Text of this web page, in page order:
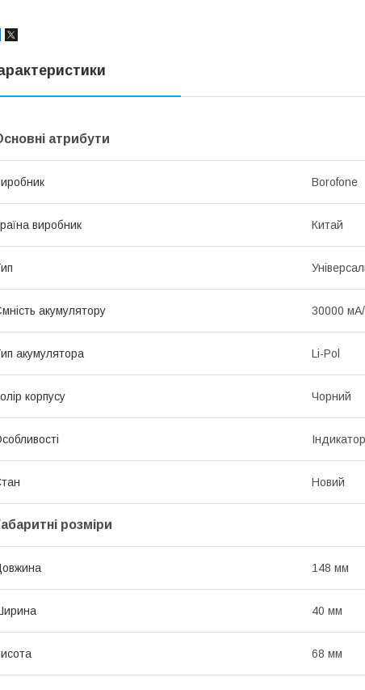
атрибути
Borofone
виробник Китай
акумулятору 30000
акумулятора Li-Pol
корпусу Чорний
Новий
розміри
148 мм
40 мм
68 мм